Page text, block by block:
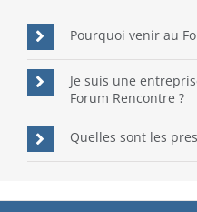
Pourquoi venir au
Je suis une
Forum Rencontre ?
Quelles sont les